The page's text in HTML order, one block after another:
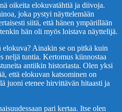
oikeita elokuvatähtiä ja diivoja.
joka pystyi näyttelemään
siitä, että hänen ympärillään
hän oli myös loistava näyttelijä.
elokuva? Ainakin se on pitkä kuin
neljä tuntia. Kertomus kiinnostaa
antiikin historiasta. Olen yksi
että elokuvan katsominen on
juoni etenee hirvittävän hitaasti ja
pari kertaa. Itse olen